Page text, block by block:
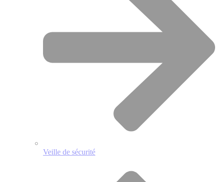
Veille de sécurité